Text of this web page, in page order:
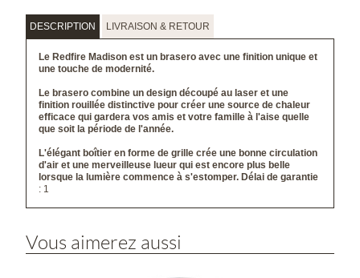
DESCRIPTION LIVRAISON & RETOUR
Le Redfire Madison est un brasero avec une finition unique et
une touche de modernité.
Le brasero combine un design découpé au laser et une
finition rouillée distinctive pour créer une source de chaleur
efficace qui gardera vos amis et votre famille à l'aise quelle
que soit la période de l'année.
L'élégant boîtier en forme de grille crée une bonne circulation
d'air et une merveilleuse lueur qui est encore plus belle
lorsque la lumière commence à s'estomper. Délai de garantie
: 1
Vous aimerez aussi